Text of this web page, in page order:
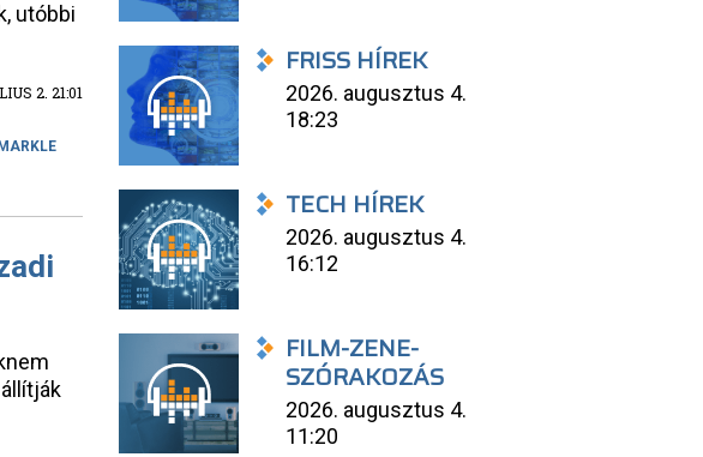
utóbbi
2. 21:01
FRISS HÍREK
2026. augusztus 4.
18:23
TECH HÍREK
2026. augusztus 4.
16:12
FILM-ZENE-
SZÓRAKOZÁS
2026. augusztus 4.
11:20